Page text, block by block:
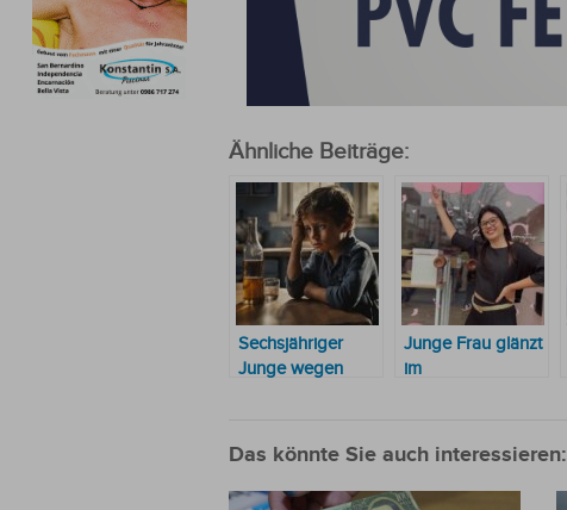
Ähnliche Beiträge:
Sechsjähriger
Junge wegen
Junge Frau glänzt
im
Das könnte Sie auch interessieren: